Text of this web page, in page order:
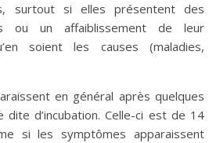
surtout si elles présentent des
ou un affaiblissement de leur
soient les causes (maladies,
en général après quelques
dite d’incubation. Celle-ci est de 14
si les symptômes apparaissent